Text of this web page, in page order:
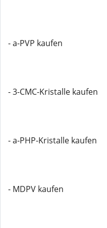
- a-PVP kaufen
- 3-CMC-Kristalle kaufen
- a-PHP-Kristalle kaufen
- MDPV kaufen